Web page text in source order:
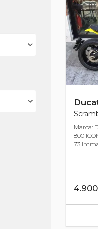
Marca:
800
73
4.900